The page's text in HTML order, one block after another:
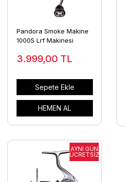
Pandora Smoke Makine
1000S Lrf Makinesi
3.999,00 TL
Sepete Ekle
HEMEN AL